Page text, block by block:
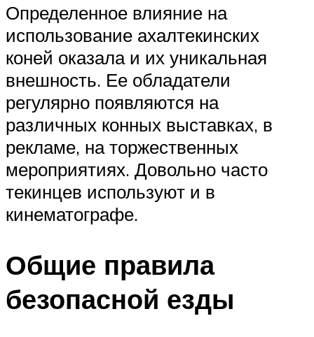
Определенное влияние на
использование ахалтекинских
коней оказала и их уникальная
внешность. Ее обладатели
регулярно появляются на
различных конных выставках, в
рекламе, на торжественных
мероприятиях. Довольно часто
текинцев используют и в
кинематографе.
Общие правила
безопасной езды